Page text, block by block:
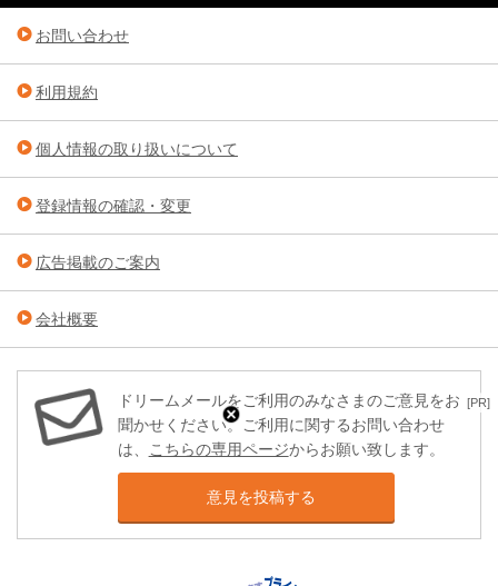
[PR]
お問い合わせ
利用規約
個人情報の取り扱いについて
登録情報の確認・変更
広告掲載のご案内
会社概要
ドリームメールをご利用のみなさまのご意見をお
聞かせください。ご利用に関するお問い合わせ
は、 こちらの専用ページからお願い致します。
意見を投稿する